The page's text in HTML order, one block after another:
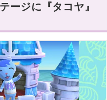
ージに『タコヤ』